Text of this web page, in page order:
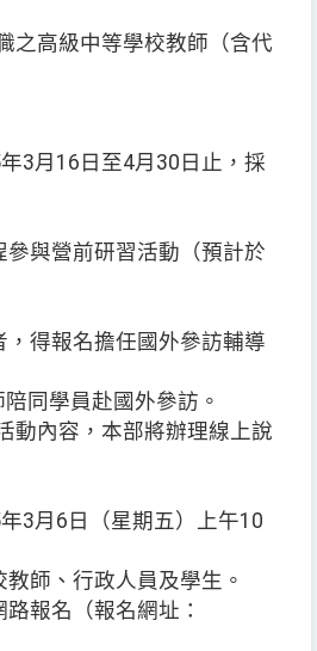
之高級中等學校教師（含代
3月16日至4月30日止，採
參與營前研習活動（預計於
，得報名擔任國外參訪輔導
同學員赴國外參訪。
動內容，本部將辦理線上說
3月6日（星期五）上午10
師、行政人員及學生。
報名（報名網址：